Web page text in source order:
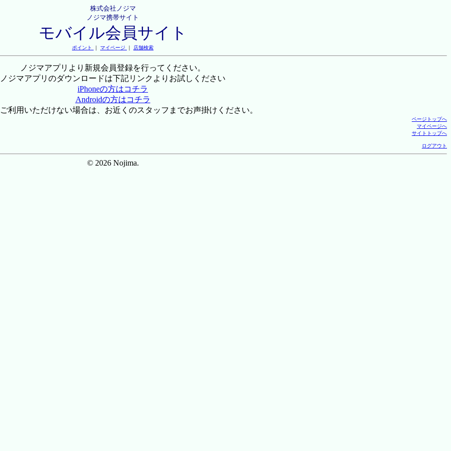
株式会社ノジマ
ノジマ携帯サイト
モバイル会員サイト
ポイント ｜ マイページ ｜ 店舗検索
ノジマアプリより新規会員登録を行ってください。
ノジマアプリのダウンロードは下記リンクよりお試しください
iPhoneの方はコチラ
Androidの方はコチラ
利用いただけない場合は、お近くのスタッフまでお声掛けください。
ページトップへ
マイページへ
サイトトップへ
ログアウト
© 2026 Nojima.